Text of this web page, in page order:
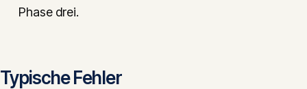
Phase drei.
Typische Fehler